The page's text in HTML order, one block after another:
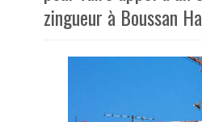
zingueur à Boussan